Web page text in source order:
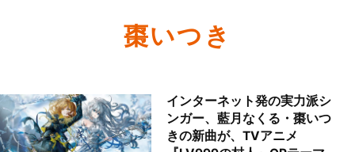
棗いつき
インターネット発の実力派シ
ンガー、藍月なくる・棗いつ
きの新曲が、TVアニメ